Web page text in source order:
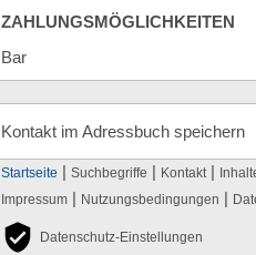
ZAHLUNGSMÖGLICHKEITEN
Bar
Kontakt im Adressbuch speichern
Startseite | Suchbegriffe | Kontakt |
Impressum | Nutzungsbedingungen |
Datenschutz-Einstellungen